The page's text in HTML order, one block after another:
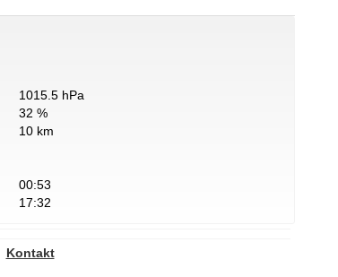
1015.5 hPa
32 %
10 km
00:53
17:32
Kontakt